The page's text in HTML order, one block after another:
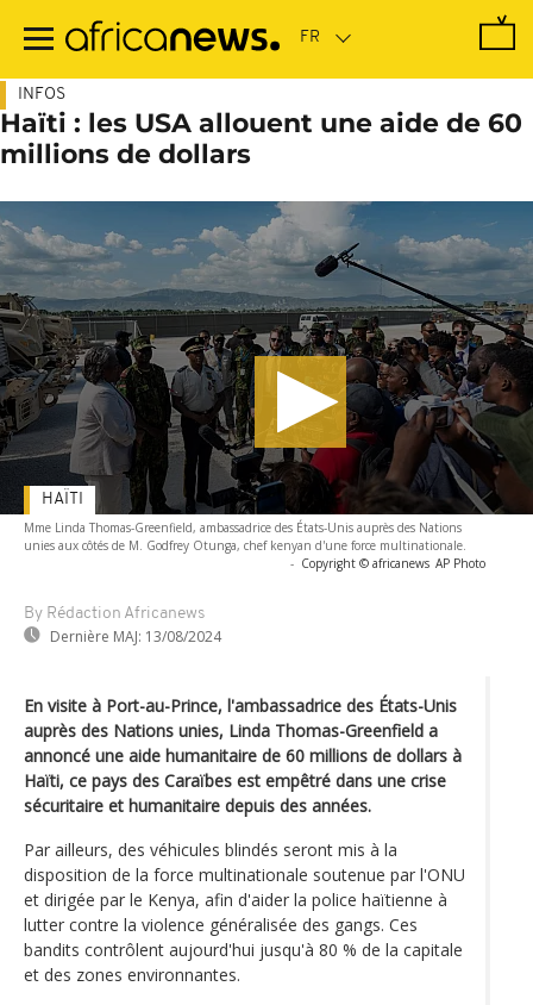
contenu
INFOS
Haïti : les USA allouent une aide de 60
millions de dollars
Mme Linda Thomas-Greenfield, ambassadrice des États-Unis auprès des Nations
unies aux côtés de M. Godfrey Otunga, chef kenyan d'une force multinationale.
- Copyright © africanews AP Photo
By Rédaction Africanews
Dernière MAJ: 13/08/2024
HAÏTI
En visite à Port-au-Prince, l'ambassadrice des États-Unis
auprès des Nations unies, Linda Thomas-Greenfield a
annoncé une aide humanitaire de 60 millions de dollars à
Haïti, ce pays des Caraïbes est empêtré dans une crise
sécuritaire et humanitaire depuis des années.
Par ailleurs, des véhicules blindés seront mis à la
disposition de la force multinationale soutenue par l'ONU
et dirigée par le Kenya, afin d'aider la police haïtienne à
lutter contre la violence généralisée des gangs. Ces
bandits contrôlent aujourd'hui jusqu'à 80 % de la capitale
et des zones environnantes.